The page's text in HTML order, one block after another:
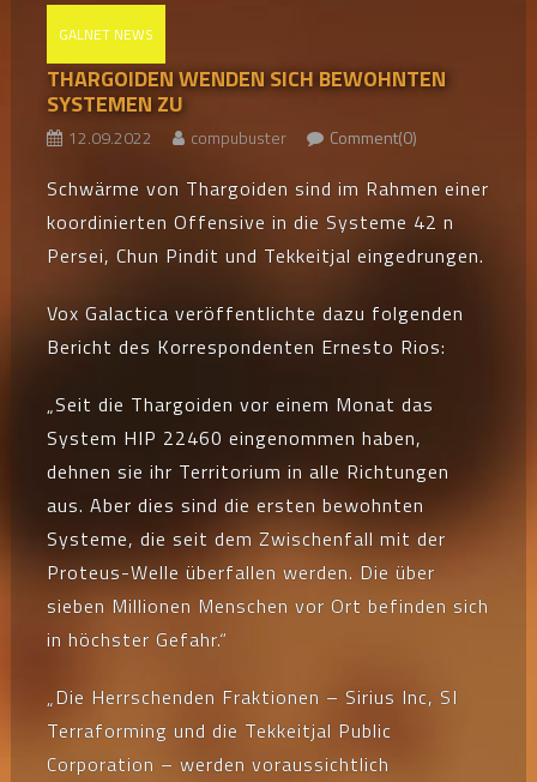
GALNET NEWS
THARGOIDEN WENDEN SICH BEWOHNTEN
SYSTEMEN ZU
12.09.2022 compubuster Comment(0)
Schwärme von Thargoiden sind im Rahmen einer
koordinierten Offensive in die Systeme 42 n
Persei, Chun Pindit und Tekkeitjal eingedrungen.
Vox Galactica veröffentlichte dazu folgenden
Bericht des Korrespondenten Ernesto Rios:
„Seit die Thargoiden vor einem Monat das
System HIP 22460 eingenommen haben,
dehnen sie ihr Territorium in alle Richtungen
aus. Aber dies sind die ersten bewohnten
Systeme, die seit dem Zwischenfall mit der
Proteus-Welle überfallen werden. Die über
sieben Millionen Menschen vor Ort befinden sich
in höchster Gefahr.“
„Die Herrschenden Fraktionen – Sirius Inc, SI
Terraforming und die Tekkeitjal Public
Corporation – werden voraussichtlich